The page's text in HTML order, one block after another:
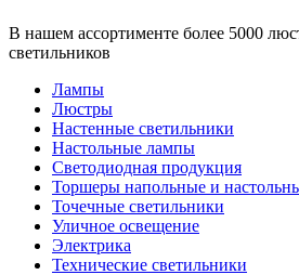
В нашем ассортименте более 5000
светильников
Лампы
Люстры
Настенные светильники
Настольные лампы
Светодиодная продукция
Торшеры напольные и
Точечные светильники
Уличное освещение
Электрика
Технические светильники